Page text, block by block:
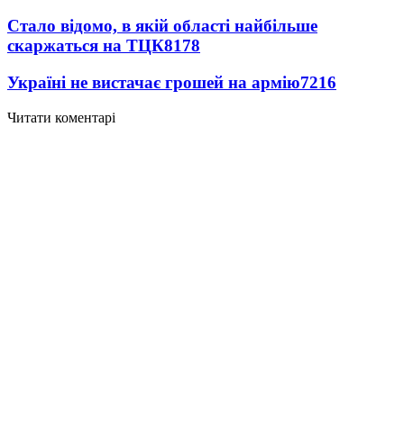
Стало відомо, в якій області найбільше
скаржаться на ТЦК8178
Україні не вистачає грошей на армію7216
Читати коментарі